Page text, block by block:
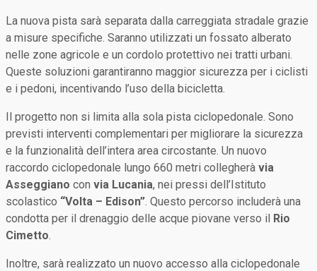
La nuova pista sarà separata dalla carreggiata stradale grazie
a misure specifiche. Saranno utilizzati un fossato alberato
nelle zone agricole e un cordolo protettivo nei tratti urbani.
Queste soluzioni garantiranno maggior sicurezza per i ciclisti
e i pedoni, incentivando l’uso della bicicletta.
Il progetto non si limita alla sola pista ciclopedonale. Sono
previsti interventi complementari per migliorare la sicurezza
e la funzionalità dell’intera area circostante. Un nuovo
raccordo ciclopedonale lungo 660 metri collegherà via
Asseggiano con via Lucania, nei pressi dell’Istituto
scolastico “Volta – Edison”. Questo percorso includerà una
condotta per il drenaggio delle acque piovane verso il Rio
Cimetto.
Inoltre, sarà realizzato un nuovo accesso alla ciclopedonale